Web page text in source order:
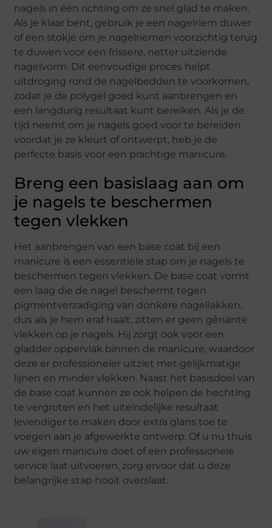
nagels in één richting om ze snel glad te maken.
Als je klaar bent, gebruik je een nagelriem duwer
of een stokje om je nagelriemen voorzichtig terug
te duwen voor een frissere, netter uitziende
nagelvorm. Dit eenvoudige proces helpt
uitdroging rond de nagelbedden te voorkomen,
zodat je de polygel goed kunt aanbrengen en
een langdurig resultaat kunt bereiken. Als je de
tijd neemt om je nagels goed voor te bereiden
voordat je ze kleurt of ontwerpt, heb je de
perfecte basis voor een prachtige manicure.
Breng een basislaag aan om
je nagels te beschermen
tegen vlekken
Het aanbrengen van een base coat bij een
manicure is een essentiële stap om je nagels te
beschermen tegen vlekken. De base coat vormt
een laag die de nagel beschermt tegen
pigmentverzadiging van donkere nagellakken,
dus als je hem eraf haalt, zitten er geen gênante
vlekken op je nagels. Hij zorgt ook voor een
gladder oppervlak binnen de manicure, waardoor
deze er professioneler uitziet met gelijkmatige
lijnen en minder vlekken. Naast het basisdoel van
de base coat kunnen ze ook helpen de hechting
te vergroten en het uiteindelijke resultaat
levendiger te maken door extra glans toe te
voegen aan je afgewerkte ontwerp. Of u nu thuis
uw eigen manicure doet of een professionele
service laat uitvoeren, zorg ervoor dat u deze
belangrijke stap nooit overslaat.